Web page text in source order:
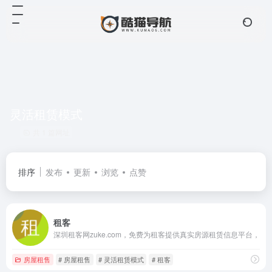
排序 发布 更新 浏览 点赞
租客
深圳租客网zuke.com，免费为租客提供真实房源租赁信息平台，
房屋租售 # 房屋租售 # 灵活租赁模式 # 租客